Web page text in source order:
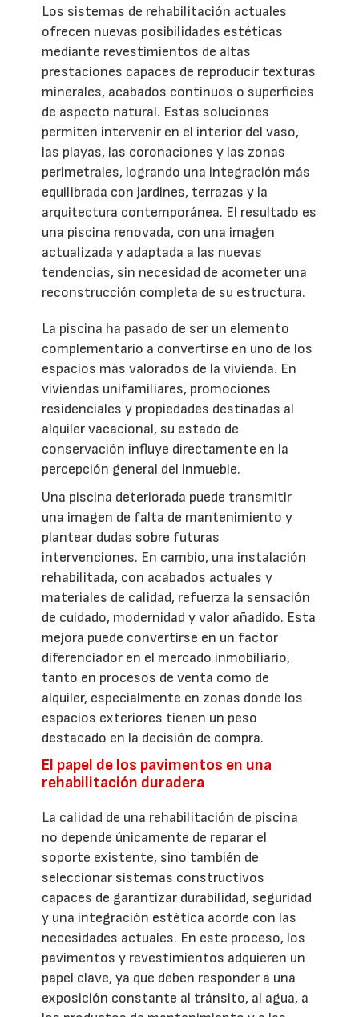
Los sistemas de rehabilitación actuales
ofrecen nuevas posibilidades estéticas
mediante revestimientos de altas
prestaciones capaces de reproducir texturas
minerales, acabados continuos o superficies
de aspecto natural. Estas soluciones
permiten intervenir en el interior del vaso,
las playas, las coronaciones y las zonas
perimetrales, logrando una integración más
equilibrada con jardines, terrazas y la
arquitectura contemporánea. El resultado es
una piscina renovada, con una imagen
actualizada y adaptada a las nuevas
tendencias, sin necesidad de acometer una
reconstrucción completa de su estructura.
La piscina ha pasado de ser un elemento
complementario a convertirse en uno de los
espacios más valorados de la vivienda. En
viviendas unifamiliares, promociones
residenciales y propiedades destinadas al
alquiler vacacional, su estado de
conservación influye directamente en la
percepción general del inmueble.
Una piscina deteriorada puede transmitir
una imagen de falta de mantenimiento y
plantear dudas sobre futuras
intervenciones. En cambio, una instalación
rehabilitada, con acabados actuales y
materiales de calidad, refuerza la sensación
de cuidado, modernidad y valor añadido. Esta
mejora puede convertirse en un factor
diferenciador en el mercado inmobiliario,
tanto en procesos de venta como de
alquiler, especialmente en zonas donde los
espacios exteriores tienen un peso
destacado en la decisión de compra.
El papel de los pavimentos en una
rehabilitación duradera
La calidad de una rehabilitación de piscina
no depende únicamente de reparar el
soporte existente, sino también de
seleccionar sistemas constructivos
capaces de garantizar durabilidad, seguridad
y una integración estética acorde con las
necesidades actuales. En este proceso, los
pavimentos y revestimientos adquieren un
papel clave, ya que deben responder a una
exposición constante al tránsito, al agua, a